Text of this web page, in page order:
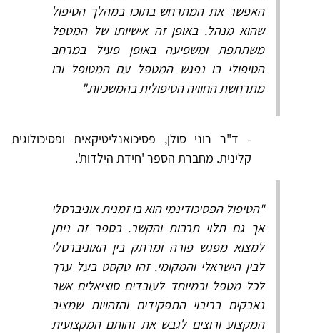
האפשר את המתרחש בתוכו במהלך הטיפול
שהוא מנהל. באופן זה אישיותו של המטפל
משתתפת ומשפיעה באופן פעיל במרחב
הטיפולי בו נפגש המטפל עם המטופל ובו
מתרחשת החוויה הטיפולית בהמשכיות."
- ד"ר רוני סולן, פסיכואנליטיקאית ופסיכולוגית
קלינית. מחברת הספר 'חידת הילדות'.
"הטיפול הפסיכודינמי הוא בו זמנית אוניברסלי
אך גם תלוי תרבות והקשר. בספר זה ניתן
למצוא מפגש פורה ומרתק בין האוניברסלי
לבין הישראלי והמקומי. זהו טקסט בעל ערך
לכל מטפל ובמיוחד לעובדים סוציאלים אשר
נאבקים בריבוי התפקידים והזהויות שמציב
המקצוע ורוצים לגבש את זהותם המקצועית